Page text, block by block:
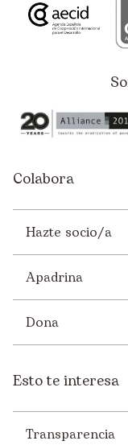
Colabora
Hazte socio/a
Apadrina
Dona
Esto te interesa
Transparencia